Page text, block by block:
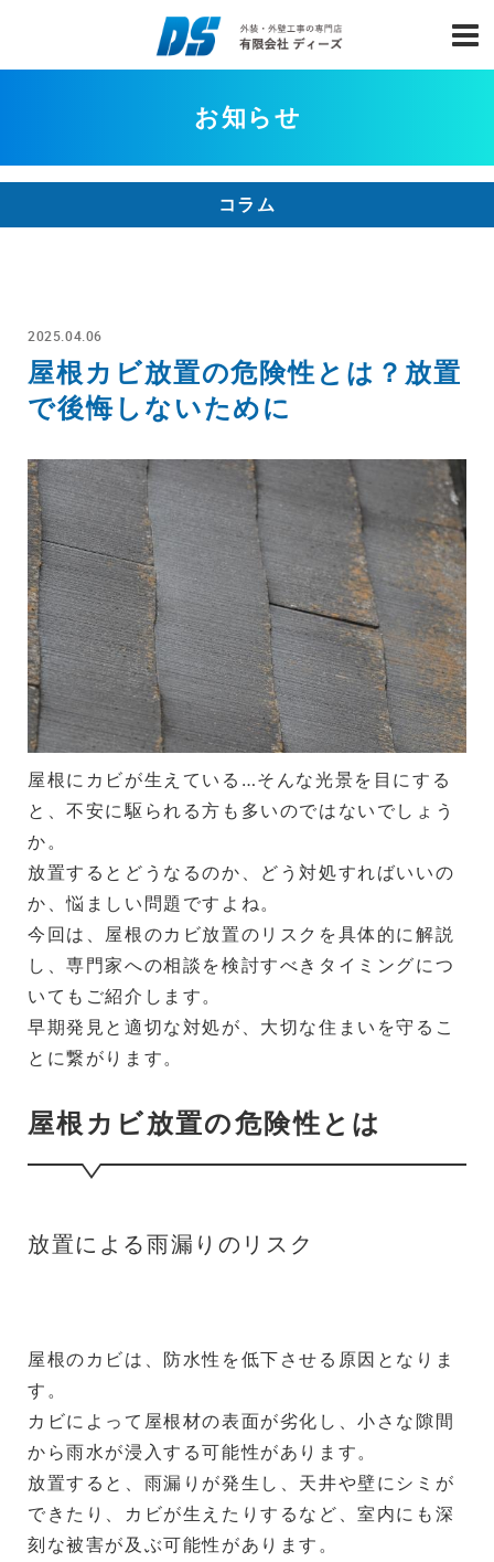
お知らせ
コラム
2025.04.06
屋根カビ放置の危険性とは？放置
で後悔しないために
屋根にカビが生えている…そんな光景を目にする
と、不安に駆られる方も多いのではないでしょう
か。
放置するとどうなるのか、どう対処すればいいの
か、悩ましい問題ですよね。
今回は、屋根のカビ放置のリスクを具体的に解説
し、専門家への相談を検討すべきタイミングにつ
いてもご紹介します。
早期発見と適切な対処が、大切な住まいを守るこ
とに繋がります。
屋根カビ放置の危険性とは
放置による雨漏りのリスク
屋根のカビは、防水性を低下させる原因となりま
す。
カビによって屋根材の表面が劣化し、小さな隙間
から雨水が浸入する可能性があります。
放置すると、雨漏りが発生し、天井や壁にシミが
できたり、カビが生えたりするなど、室内にも深
刻な被害が及ぶ可能性があります。